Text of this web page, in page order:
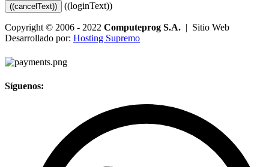
((cancelText)) ((loginText))
Copyright © 2006 - 2022 Computeprog S.A. | Sitio Web
Desarrollado por: Hosting Supremo
Síguenos: